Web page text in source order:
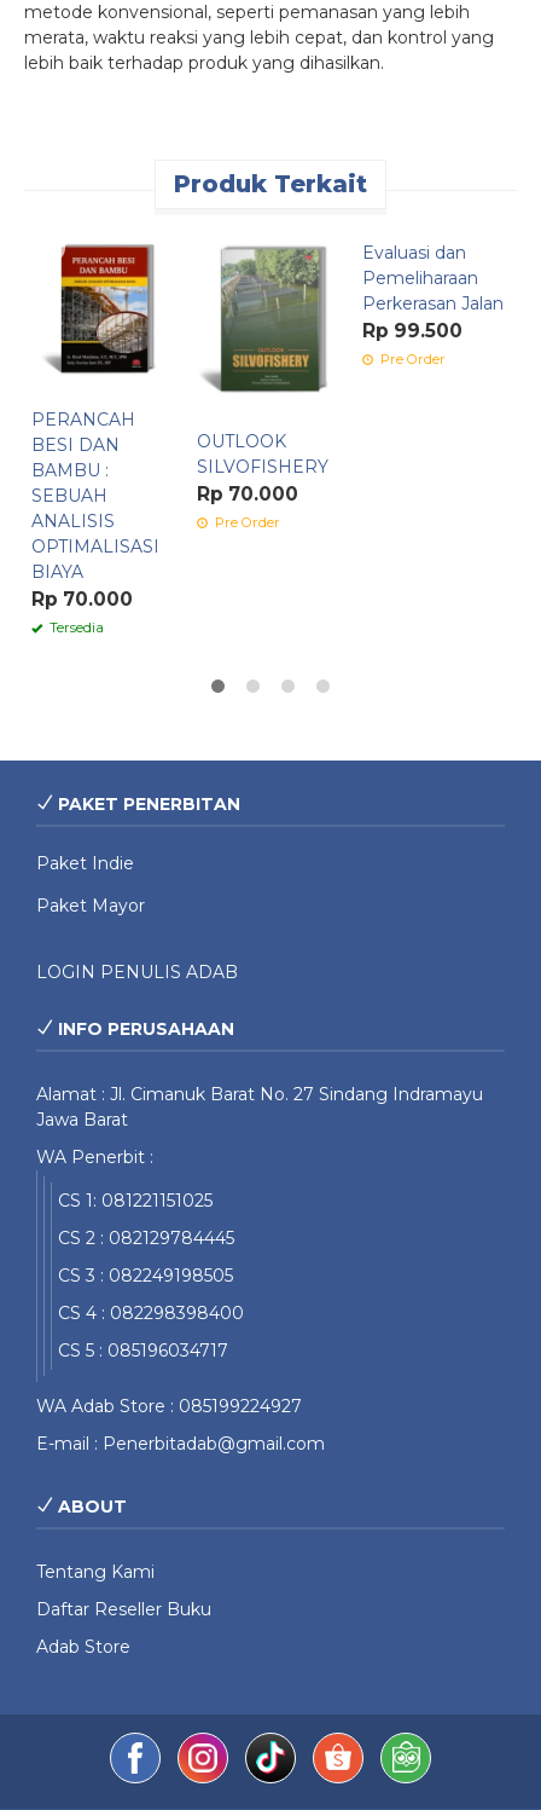
metode konvensional, seperti pemanasan yang lebih
merata, waktu reaksi yang lebih cepat, dan kontrol yang
lebih baik terhadap produk yang dihasilkan.
Produk Terkait
PERANCAH
BESI DAN
BAMBU :
SEBUAH
ANALISIS
OPTIMALISASI
BIAYA
Rp 70.000
Tersedia
OUTLOOK
SILVOFISHERY
Rp 70.000
Pre Order
Evaluasi dan
Pemeliharaan
Perkerasan Jalan
Rp 99.500
Pre Order
PAKET PENERBITAN
Paket Indie
Paket Mayor
LOGIN PENULIS ADAB
INFO PERUSAHAAN
Alamat : Jl. Cimanuk Barat No. 27 Sindang Indramayu
Jawa Barat
WA Penerbit :
CS 1: 081221151025
CS 2 : 082129784445
CS 3 : 082249198505
CS 4 : 082298398400
CS 5 : 085196034717
WA Adab Store : 085199224927
E-mail : Penerbitadab@gmail.com
ABOUT
Tentang Kami
Daftar Reseller Buku
Adab Store